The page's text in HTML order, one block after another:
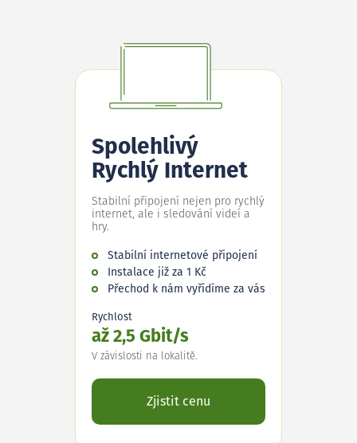
Spolehlivý
Rychlý Internet
Stabilní připojení nejen pro rychlý
internet, ale i sledování videí a
hry.
Stabilní internetové připojení
Instalace již za 1 Kč
Přechod k nám vyřídíme za vás
Rychlost
až 2,5 Gbit/s
V závislosti na lokalitě.
Zjistit cenu